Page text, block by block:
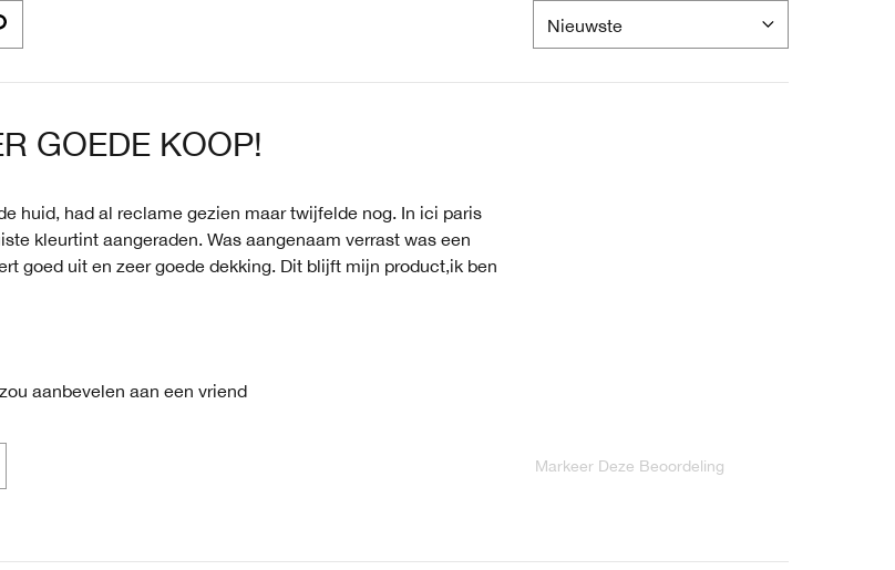
GOEDE KOOP!
huid, had al reclame gezien maar twijfelde nog. In ici paris
kleurtint aangeraden. Was aangenaam verrast was een
goed uit en zeer goede dekking. Dit blijft mijn product,ik ben
aanbevelen aan een vriend
Markeer Deze Beoordeling